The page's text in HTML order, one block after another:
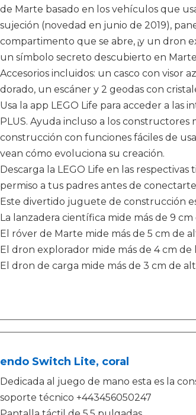
de Marte basado en los vehículos que
sujeción (novedad en junio de 2019),
compartimento que se abre, ¡y un dron
un símbolo secreto descubierto en
Accesorios incluidos: un casco con visor
dorado, un escáner y 2 geodas con
Usa la app LEGO Life para acceder a
PLUS. Ayuda incluso a los
construcción con funciones fáciles de
vean cómo evoluciona su creación.
Descarga la LEGO Life en las respectivas
permiso a tus padres antes de
Este divertido juguete de construcción
La lanzadera científica mide más de 9
El róver de Marte mide más de 5 cm de
El dron explorador mide más de 4 cm
El dron de carga mide más de 3 cm de
Switch Lite, coral
Dedicada al juego de mano esta es la
soporte técnico +443456050247